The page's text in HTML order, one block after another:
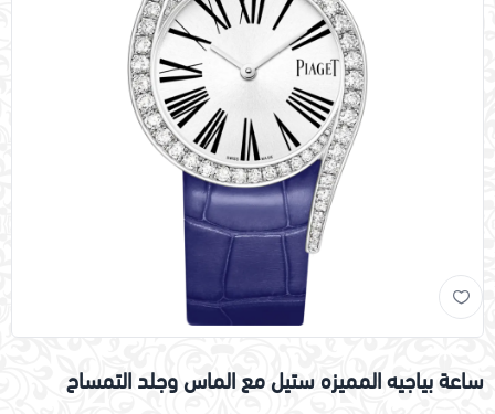
ساعة بياجيه المميزه ستيل مع الماس وجلد التمساح